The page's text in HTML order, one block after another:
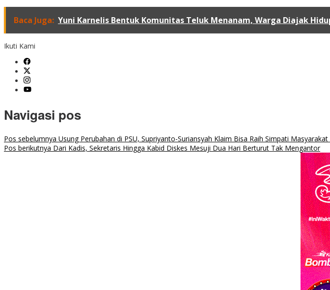
Baca Juga: Yuni Karnelis Bentuk Komunitas Teluk Menanam, Warga Diajak
Ikuti Kami
Navigasi pos
Pos sebelumnya Usung Perubahan di PSU, Supriyanto-Suriansyah Klaim Bisa Raih Simpati
Pos berikutnya Dari Kadis, Sekretaris Hingga Kabid Diskes Mesuji Dua Hari Berturut Tak Mengantor